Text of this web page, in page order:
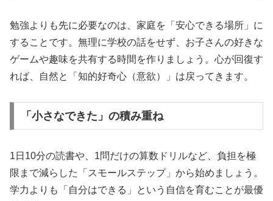
勉強よりも先に必要なのは、家庭を「安心できる場所」に
することです。無理に学校の話をせず、お子さんの好きな
ゲームや趣味を共有する時間を作りましょう。心が回復す
れば、自然と「知的好奇心（意欲）」は戻ってきます。
「小さなできた」の積み重ね
1日10分の読書や、1問だけの算数ドリルなど、負担を極
限まで減らした「スモールステップ」から始めましょう。
学力よりも「自分はできる」という自信を育むことが最優